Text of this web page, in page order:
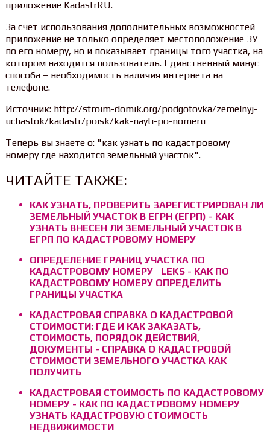
приложение KadastrRU.
За счет использования дополнительных возможностей
приложение не только определяет местоположение ЗУ
по его номеру, но и показывает границы того участка, на
котором находится пользователь. Единственный минус
способа – необходимость наличия интернета на
телефоне.
Источник: http://stroim-domik.org/podgotovka/zemelnyj-
uchastok/kadastr/poisk/kak-nayti-po-nomeru
Теперь вы знаете о: "как узнать по кадастровому
номеру где находится земельный участок".
ЧИТАЙТЕ ТАКЖЕ:
КАК УЗНАТЬ, ПРОВЕРИТЬ ЗАРЕГИСТРИРОВАН ЛИ
ЗЕМЕЛЬНЫЙ УЧАСТОК В ЕГРН (ЕГРП) - КАК
УЗНАТЬ ВНЕСЕН ЛИ ЗЕМЕЛЬНЫЙ УЧАСТОК В
ЕГРП ПО КАДАСТРОВОМУ НОМЕРУ
ОПРЕДЕЛЕНИЕ ГРАНИЦ УЧАСТКА ПО
КАДАСТРОВОМУ НОМЕРУ | LEKS - КАК ПО
КАДАСТРОВОМУ НОМЕРУ ОПРЕДЕЛИТЬ
ГРАНИЦЫ УЧАСТКА
КАДАСТРОВАЯ СПРАВКА О КАДАСТРОВОЙ
СТОИМОСТИ: ГДЕ И КАК ЗАКАЗАТЬ,
СТОИМОСТЬ, ПОРЯДОК ДЕЙСТВИЙ,
ДОКУМЕНТЫ - СПРАВКА О КАДАСТРОВОЙ
СТОИМОСТИ ЗЕМЕЛЬНОГО УЧАСТКА КАК
ПОЛУЧИТЬ
КАДАСТРОВАЯ СТОИМОСТЬ ПО КАДАСТРОВОМУ
НОМЕРУ - КАК ПО КАДАСТРОВОМУ НОМЕРУ
УЗНАТЬ КАДАСТРОВУЮ СТОИМОСТЬ
НЕДВИЖИМОСТИ